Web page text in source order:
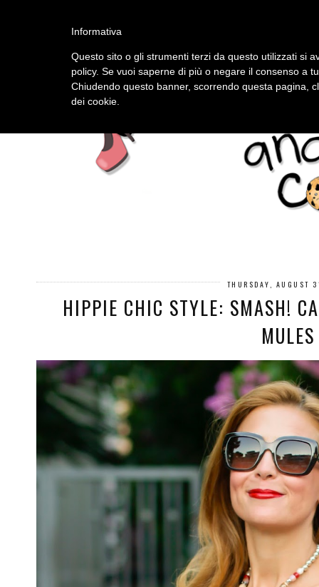
THURSDAY, AUGUST
HIPPIE CHIC STYLE: SMASH!
MULES
Informativa
Questo sito o gli strumenti terzi da questo utilizzati si
policy. Se vuoi saperne di più o negare il consenso a
Chiudendo questo banner, scorrendo questa pagina,
dei cookie.